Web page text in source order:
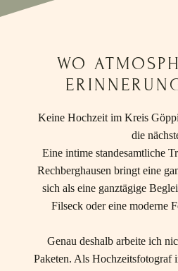
WO
Keine Hochzeit im Kreis
die
Eine intime standesamtliche
Rechberghausen bringt eine
sich als eine ganztägige
Filseck oder eine moderne
Genau deshalb arbeite ich
Paketen. Als Hochzeitsfotograf